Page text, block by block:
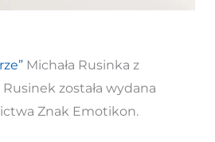
Michała Rusinka z
została wydana
Znak Emotikon.